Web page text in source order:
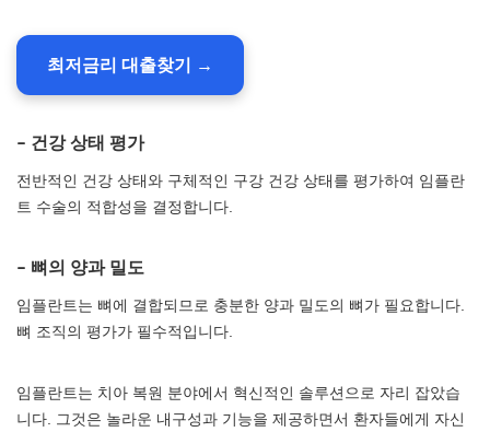
최저금리 대출찾기 →
– 건강 상태 평가
전반적인 건강 상태와 구체적인 구강 건강 상태를 평가하여 임플란
트 수술의 적합성을 결정합니다.
– 뼈의 양과 밀도
임플란트는 뼈에 결합되므로 충분한 양과 밀도의 뼈가 필요합니다.
뼈 조직의 평가가 필수적입니다.
임플란트는 치아 복원 분야에서 혁신적인 솔루션으로 자리 잡았습
니다. 그것은 놀라운 내구성과 기능을 제공하면서 환자들에게 자신